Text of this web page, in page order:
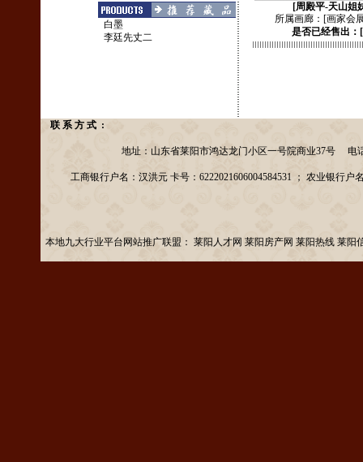
白墨
李廷先丈二
[周殿平-天山姐
所属画廊： [画家会
是否已经售出
联 系 方 式 :
地址：山东省莱阳市鸿达龙门小区一号院商业37号 电话
工商银行户名：汉洪元 卡号：6222021606004584531 ； 农业银行户
本地九大行业平台网站推广联盟： 莱阳人才网 莱阳房产网 莱阳热线 莱阳